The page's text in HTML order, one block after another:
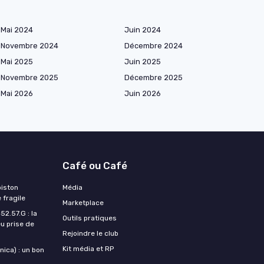
Mai 2024
Juin 2024
Novembre 2024
Décembre 2024
Mai 2025
Juin 2025
Novembre 2025
Décembre 2025
Mai 2026
Juin 2026
fragile
: la
prise de
: un bon
Café ou Café
Média
Marketplace
Outils pratiques
Rejoindre le club
Kit média et RP